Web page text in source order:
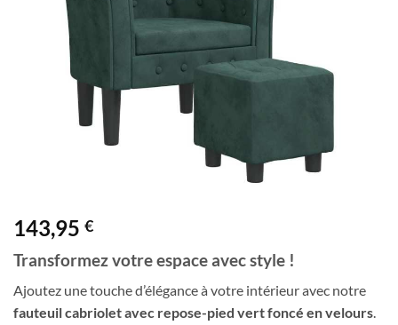
143,95 €
Transformez votre espace avec style !
Ajoutez une touche d’élégance à votre intérieur avec notre
fauteuil cabriolet avec repose-pied vert foncé en velours.